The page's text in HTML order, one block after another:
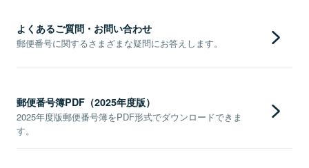
よくあるご質問・お問い合わせ
郵便番号に関するさまざまな疑問にお答えします。
郵便番号簿PDF（2025年度版）
2025年度版郵便番号簿をPDF形式でダウンロードできま
す。